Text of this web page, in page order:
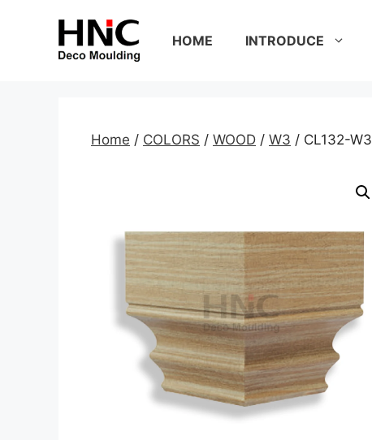
HOME INTRODUCE
Home / COLORS / WOOD / W3 / CL132-W3